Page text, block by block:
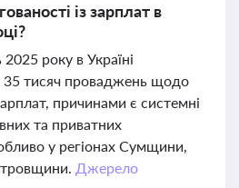
із зарплат в
року в Україні
35 тисяч проваджень щодо
причинами є системні
та приватних
у регіонах Сумщини,
Джерело